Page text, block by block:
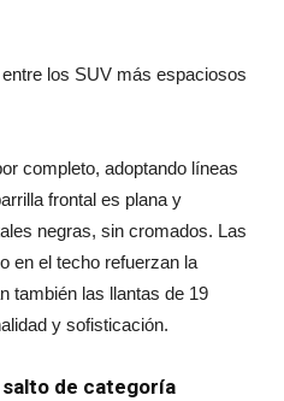
los SUV más espaciosos
completo, adoptando líneas
frontal es plana y
negras, sin cromados. Las
en el techo refuerzan la
también las llantas de 19
y sofisticación.
de categoría